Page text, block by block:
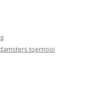
toernooi